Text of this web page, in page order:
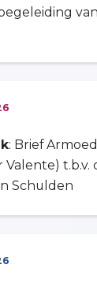
: Brief
Valente) t.b.v.
Schulden